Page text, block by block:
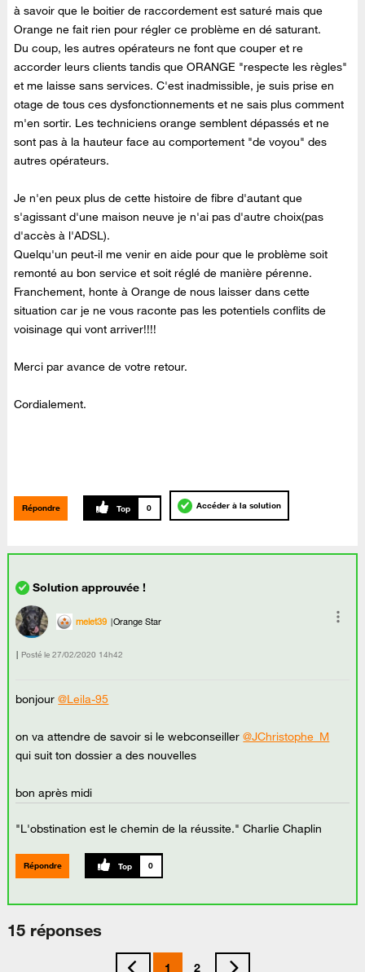
à savoir que le boitier de raccordement est saturé mais que
Orange ne fait rien pour régler ce problème en dé saturant.
Du coup, les autres opérateurs ne font que couper et re
accorder leurs clients tandis que ORANGE "respecte les règles"
et me laisse sans services. C'est inadmissible, je suis prise en
otage de tous ces dysfonctionnements et ne sais plus comment
m'en sortir. Les techniciens orange semblent dépassés et ne
sont pas à la hauteur face au comportement "de voyou" des
autres opérateurs.
Je n'en peux plus de cette histoire de fibre d'autant que
s'agissant d'une maison neuve je n'ai pas d'autre choix(pas
d'accès à l'ADSL).
Quelqu'un peut-il me venir en aide pour que le problème soit
remonté au bon service et soit réglé de manière pérenne.
Franchement, honte à Orange de nous laisser dans cette
situation car je ne vous raconte pas les potentiels conflits de
voisinage qui vont arriver!!!!
Merci par avance de votre retour.
Cordialement.
Répondre 0 Accéder à la solution
melet39 Orange Star
Posté le ‎27/02/2020 14h42
bonjour@Leila-95
on va attendre de savoir si le webconseiller@JChristophe_M
qui suit ton dossier a des nouvelles
bon après midi
"L'obstination est le chemin de la réussite." Charlie Chaplin
Répondre 0
15 réponses
1 2